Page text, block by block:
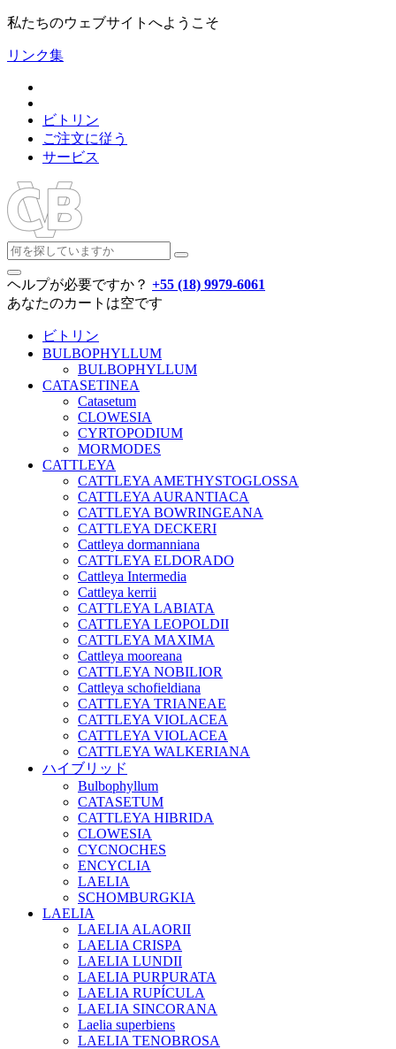
私たちのウェブサイトへようこそ
リンク集
ビトリン
ご注文に従う
サービス
ヘルプが必要ですか？ +55 (18) 9979-6061
あなたのカートは空です
ビトリン
BULBOPHYLLUM
BULBOPHYLLUM
CATASETINEA
Catasetum
CLOWESIA
CYRTOPODIUM
MORMODES
CATTLEYA
CATTLEYA AMETHYSTOGLOSSA
CATTLEYA AURANTIACA
CATTLEYA BOWRINGEANA
CATTLEYA DECKERI
Cattleya dormanniana
CATTLEYA ELDORADO
Cattleya Intermedia
Cattleya kerrii
CATTLEYA LABIATA
CATTLEYA LEOPOLDII
CATTLEYA MAXIMA
Cattleya mooreana
CATTLEYA NOBILIOR
Cattleya schofieldiana
CATTLEYA TRIANEAE
CATTLEYA VIOLACEA
CATTLEYA VIOLACEA
CATTLEYA WALKERIANA
ハイブリッド
Bulbophyllum
CATASETUM
CATTLEYA HIBRIDA
CLOWESIA
CYCNOCHES
ENCYCLIA
LAELIA
SCHOMBURGKIA
LAELIA
LAELIA ALAORII
LAELIA CRISPA
LAELIA LUNDII
LAELIA PURPURATA
LAELIA RUPÍCULA
LAELIA SINCORANA
Laelia superbiens
LAELIA TENOBROSA